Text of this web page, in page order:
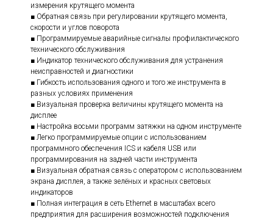
измерения крутящего момента
■ Обратная связь при регулировании крутящего момента,
скорости и углов поворота
■ Программируемые аварийные сигналы профилактического
технического обслуживания
■ Индикатор технического обслуживания для устранения
неисправностей и диагностики
■ Гибкость использования одного и того же инструмента в
разных условиях применения
■ Визуальная проверка величины крутящего момента на
дисплее
■ Настройка восьми программ затяжки на одном инструменте
■ Легко программируемые опции с использованием
программного обеспечения ICS и кабеля USB или
программирования на задней части инструмента
■ Визуальная обратная связь с оператором с использованием
экрана дисплея, а также зелёных и красных световых
индикаторов
■ Полная интеграция в сеть Ethernet в масштабах всего
предприятия для расширения возможностей подключения